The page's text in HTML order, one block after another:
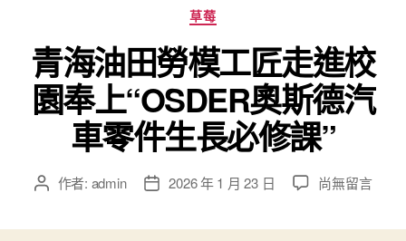
分
類
草莓
青海油田勞模工匠走進校
園奉上“OSDER奧斯德汽
車零件生長必修課”
文 作者: admin
文 2026 年 1 月 23 日
在
尚無留言